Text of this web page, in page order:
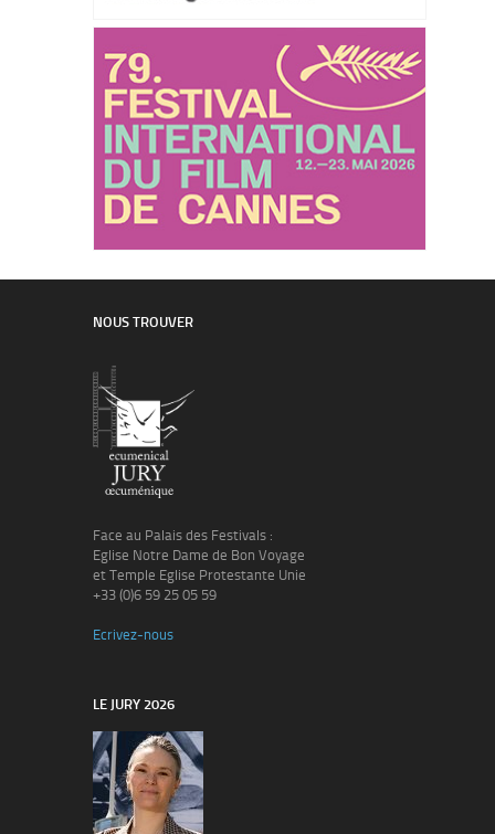
NOUS TROUVER
Face au Palais des Festivals :
Eglise Notre Dame de Bon Voyage
et Temple Eglise Protestante Unie
+33 (0)6 59 25 05 59
Ecrivez-nous
LE JURY 2026